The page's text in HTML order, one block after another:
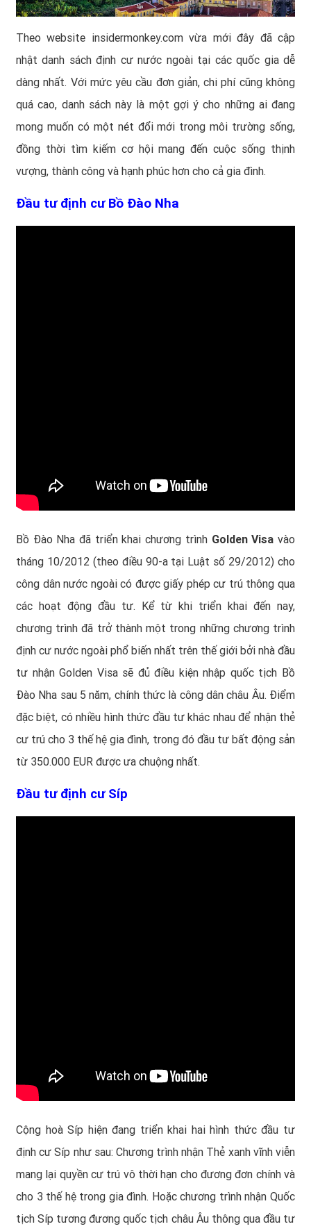
Theo website insidermonkey.com vừa mới đây đã cập
nhật danh sách định cư nước ngoài tại các quốc gia dễ
dàng nhất. Với mức yêu cầu đơn giản, chi phí cũng không
quá cao, danh sách này là một gợi ý cho những ai đang
mong muốn có một nét đổi mới trong môi trường sống,
đồng thời tìm kiếm cơ hội mang đến cuộc sống thịnh
vượng, thành công và hạnh phúc hơn cho cả gia đình.
Đầu tư định cư Bồ Đào Nha
Bồ Đào Nha đã triển khai chương trình Golden Visa vào
tháng 10/2012 (theo điều 90-a tại Luật số 29/2012) cho
công dân nước ngoài có được giấy phép cư trú thông qua
các hoạt động đầu tư. Kể từ khi triển khai đến nay,
chương trình đã trở thành một trong những chương trình
định cư nước ngoài phổ biến nhất trên thế giới bởi nhà đầu
tư nhận Golden Visa sẽ đủ điều kiện nhập quốc tịch Bồ
Đào Nha sau 5 năm, chính thức là công dân châu Âu. Điểm
đặc biệt, có nhiều hình thức đầu tư khác nhau để nhận thẻ
cư trú cho 3 thế hệ gia đình, trong đó đầu tư bất động sản
từ 350.000 EUR được ưa chuộng nhất.
Đầu tư định cư Síp
Cộng hoà Síp hiện đang triển khai hai hình thức đầu tư
định cư Síp như sau: Chương trình nhận Thẻ xanh vĩnh viễn
mang lại quyền cư trú vô thời hạn cho đương đơn chính và
cho 3 thế hệ trong gia đình. Hoặc chương trình nhận Quốc
tịch Síp tương đương quốc tịch châu Âu thông qua đầu tư